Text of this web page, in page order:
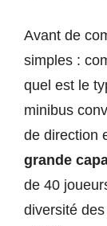
Avant de
simples :
quel est le
minibus
de direction
grande
de 40
diversité